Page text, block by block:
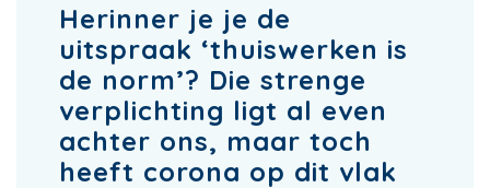
Herinner je je de
uitspraak ‘thuiswerken is
de norm’? Die strenge
verplichting ligt al even
achter ons, maar toch
heeft corona op dit vlak